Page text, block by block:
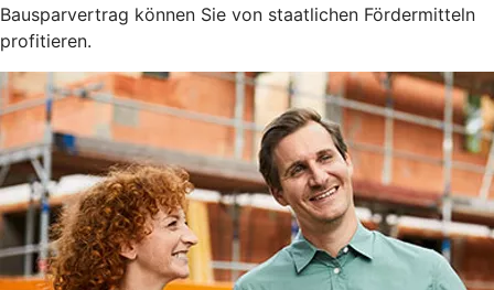
Bausparvertrag können Sie von staatlichen Fördermitteln
profitieren.